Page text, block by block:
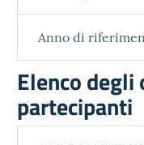
Anno di
Elenco
partecipanti